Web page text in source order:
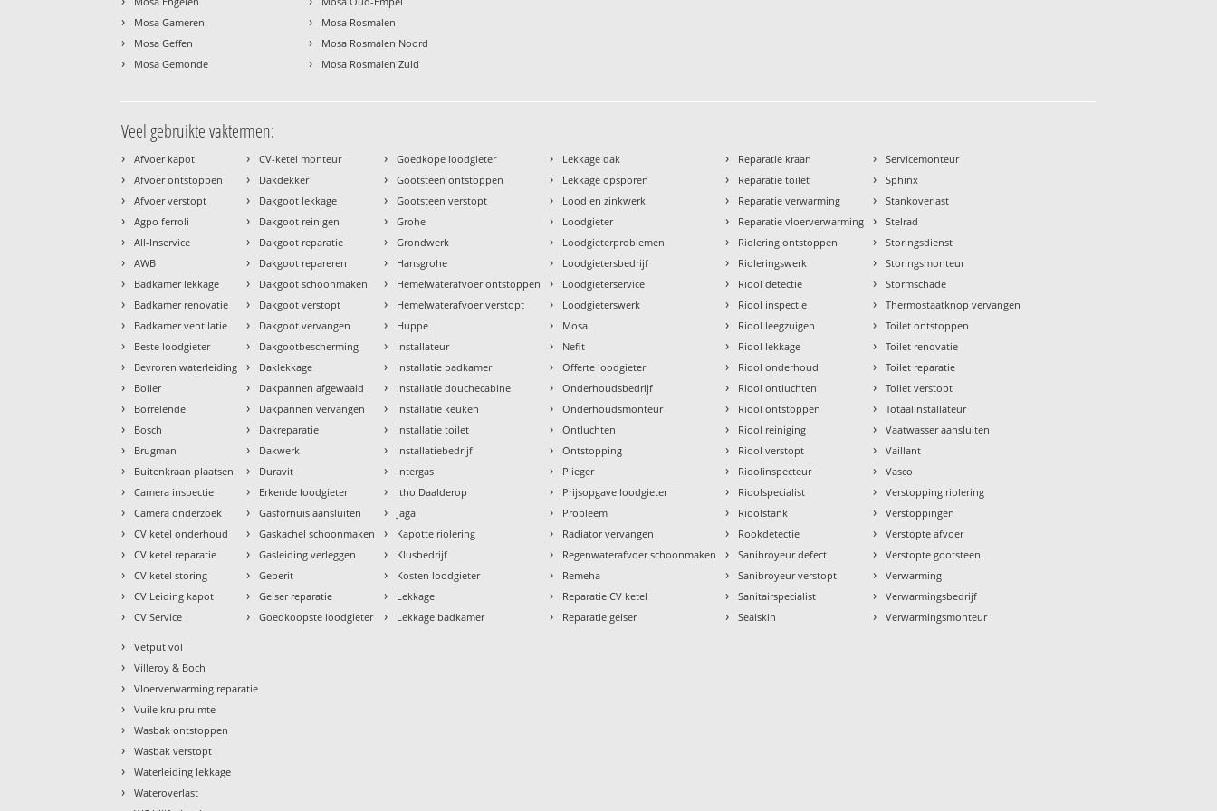
› Mosa Gameren
› Mosa Geffen
› Mosa Gemonde
› Mosa Rosmalen
› Mosa Rosmalen Noord
› Mosa Rosmalen Zuid
Veel gebruikte vaktermen:
› Afvoer kapot
› Afvoer ontstoppen
› Afvoer verstopt
› Agpo ferroli
› All-Inservice
› AWB
› Badkamer lekkage
› Badkamer renovatie
› Badkamer ventilatie
› Beste loodgieter
› Bevroren waterleiding
› Boiler
› Borrelende
› Bosch
› Brugman
› Buitenkraan plaatsen
› Camera inspectie
› Camera onderzoek
› CV ketel onderhoud
› CV ketel reparatie
› CV ketel storing
› CV Leiding kapot
› CV Service
› CV-ketel monteur
› Dakdekker
› Dakgoot lekkage
› Dakgoot reinigen
› Dakgoot reparatie
› Dakgoot repareren
› Dakgoot schoonmaken
› Dakgoot verstopt
› Dakgoot vervangen
› Dakgootbescherming
› Daklekkage
› Dakpannen afgewaaid
› Dakpannen vervangen
› Dakreparatie
› Dakwerk
› Duravit
› Erkende loodgieter
› Gasfornuis aansluiten
› Gaskachel schoonmaken
› Gasleiding verleggen
› Geberit
› Geiser reparatie
› Goedkoopste loodgieter
› Goedkope loodgieter
› Gootsteen ontstoppen
› Gootsteen verstopt
› Grohe
› Grondwerk
› Hansgrohe
› Hemelwaterafvoer ontstoppen
› Hemelwaterafvoer verstopt
› Huppe
› Installateur
› Installatie badkamer
› Installatie douchecabine
› Installatie keuken
› Installatie toilet
› Installatiebedrijf
› Intergas
› Itho Daalderop
› Jaga
› Kapotte riolering
› Klusbedrijf
› Kosten loodgieter
› Lekkage
› Lekkage badkamer
› Lekkage dak
› Lekkage opsporen
› Lood en zinkwerk
› Loodgieter
› Loodgieterproblemen
› Loodgietersbedrijf
› Loodgieterservice
› Loodgieterswerk
› Mosa
› Nefit
› Offerte loodgieter
› Onderhoudsbedrijf
› Onderhoudsmonteur
› Ontluchten
› Ontstopping
› Plieger
› Prijsopgave loodgieter
› Probleem
› Radiator vervangen
› Regenwaterafvoer schoonmaken
› Remeha
› Reparatie CV ketel
› Reparatie geiser
› Reparatie kraan
› Reparatie toilet
› Reparatie verwarming
› Reparatie vloerverwarming
› Riolering ontstoppen
› Rioleringswerk
› Riool detectie
› Riool inspectie
› Riool leegzuigen
› Riool lekkage
› Riool onderhoud
› Riool ontluchten
› Riool ontstoppen
› Riool reiniging
› Riool verstopt
› Rioolinspecteur
› Rioolspecialist
› Rioolstank
› Rookdetectie
› Sanibroyeur defect
› Sanibroyeur verstopt
› Sanitairspecialist
› Sealskin
› Servicemonteur
› Sphinx
› Stankoverlast
› Stelrad
› Storingsdienst
› Storingsmonteur
› Stormschade
› Thermostaatknop vervangen
› Toilet ontstoppen
› Toilet renovatie
› Toilet reparatie
› Toilet verstopt
› Totaalinstallateur
› Vaatwasser aansluiten
› Vaillant
› Vasco
› Verstopping riolering
› Verstoppingen
› Verstopte afvoer
› Verstopte gootsteen
› Verwarming
› Verwarmingsbedrijf
› Verwarmingsmonteur
› Vetput vol
› Villeroy & Boch
› Vloerverwarming reparatie
› Vuile kruipruimte
› Wasbak ontstoppen
› Wasbak verstopt
› Waterleiding lekkage
› Wateroverlast